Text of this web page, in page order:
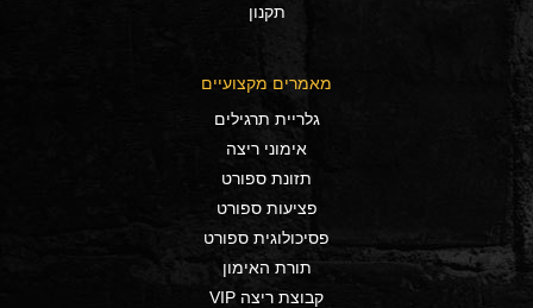
תקנון
מאמרים מקצועיים
גלריית תרגילים
אימוני ריצה
תזונת ספורט
פציעות ספורט
פסיכולוגית ספורט
תורת האימון
קבוצת ריצה VIP